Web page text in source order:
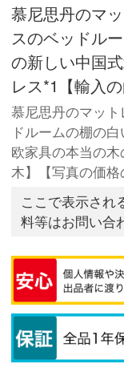
慕尼思丹のマ
スのベッドル
の新しい中国
レス*1【輸入
慕尼思丹のマッ
ドルームの棚の
欧家具の本当の
木】【写真の価
ここで表示され
料等はお問い合